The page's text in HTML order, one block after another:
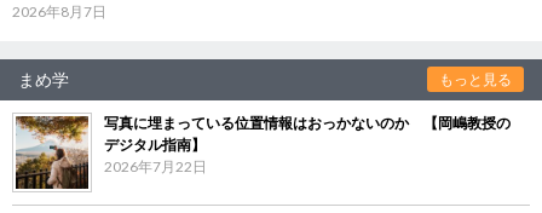
2026年8月7日
まめ学 もっと見る
写真に埋まっている位置情報はおっかないのか 【岡嶋教授の
デジタル指南】
2026年7月22日